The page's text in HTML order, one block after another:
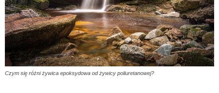
Czym się różni żywica epoksydowa od żywicy poliuretanowej?